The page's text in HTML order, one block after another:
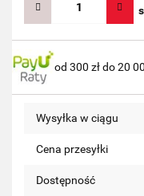
od 300 zł do 20
Wysyłka w ciągu
Cena przesyłki
Dostępność